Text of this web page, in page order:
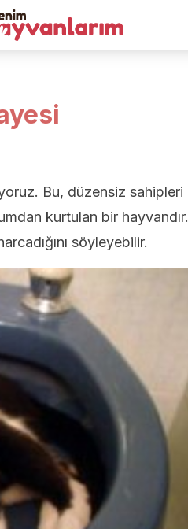
Bu, düzensiz sahipleri
kurtulan bir hayvandır.
söyleyebilir.